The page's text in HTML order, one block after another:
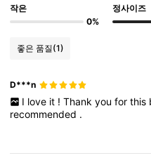
작은
0%
정사이즈
좋은 품질(1)
D***n
I love it ! Thank you for this
recommended .